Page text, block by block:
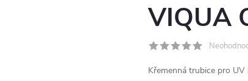
VIQUA
Křemenná trubice pro